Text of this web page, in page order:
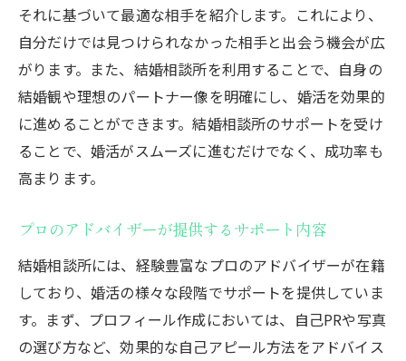
それに基づいて最適な相手を紹介します。これにより、
自分だけでは見つけられなかった相手と出会う機会が広
がります。また、結婚相談所を利用することで、自身の
結婚観や理想のパートナー像を明確にし、婚活を効果的
に進めることができます。結婚相談所のサポートを受け
ることで、婚活がスムーズに進むだけでなく、成功率も
高まります。
プロのアドバイザーが提供するサポート内容
結婚相談所には、経験豊富なプロのアドバイザーが在籍
しており、婚活の様々な段階でサポートを提供していま
す。まず、プロフィール作成においては、自己PRや写真
の選び方など、効果的な自己アピール方法をアドバイス